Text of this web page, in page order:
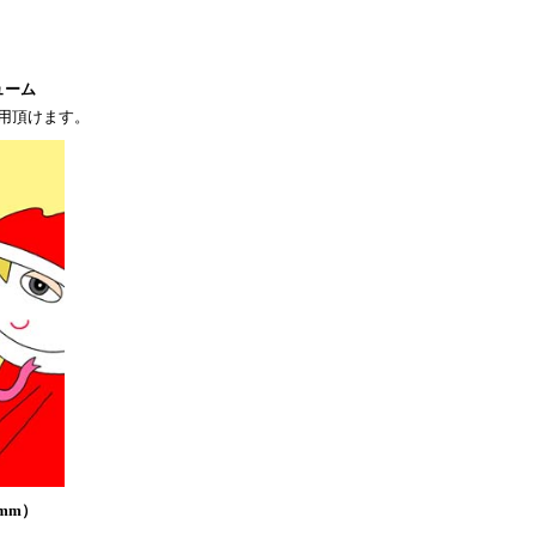
ーム
けます。
）